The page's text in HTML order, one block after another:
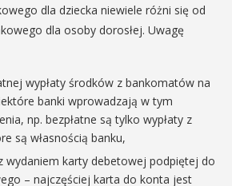
dla dziecka niewiele różni się od
dla osoby dorosłej. Uwagę
wypłaty środków z bankomatów na
banki wprowadzają w tym
np. bezpłatne są tylko wypłaty z
są własnością banku,
wydaniem karty debetowej podpiętej do
– najczęściej karta do konta jest